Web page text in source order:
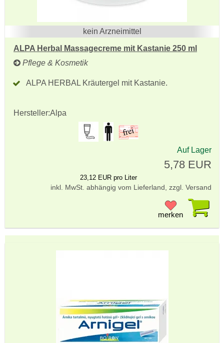
kein Arzneimittel
ALPA Herbal Massagecreme mit Kastanie 250 ml
Pflege & Kosmetik
ALPA HERBAL Kräutergel mit Kastanie.
Hersteller:Alpa
Auf Lager
5,78 EUR
23,12 EUR pro Liter
inkl. MwSt. abhängig vom Lieferland, zzgl. Versand
merken